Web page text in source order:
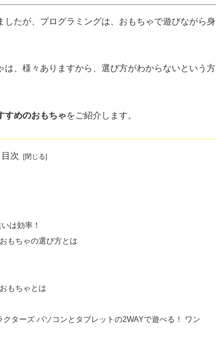
たが、プログラミングは、おもちゃで遊びながら身
は、様々ありますから、選び方がわからないという方
すめのおもちゃをご紹介します。
目次
は効率！
もちゃの選び方とは
もちゃとは
ターズ パソコンとタブレットの2WAYで遊べる！ ワン